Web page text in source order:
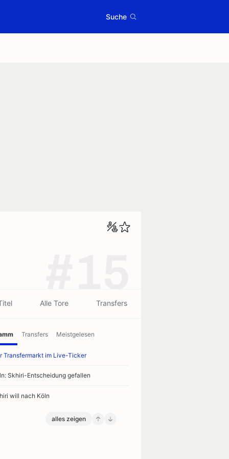
Suche
Alle Tore Transfers
Transfers Meistgelesen
Transfermarkt im Live-Ticker
Skhiri-Entscheidung gefallen
will nach Köln
alles zeigen